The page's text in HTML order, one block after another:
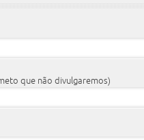
que não divulgaremos)